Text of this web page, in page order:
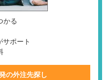
かる
サポート
の外注先探し